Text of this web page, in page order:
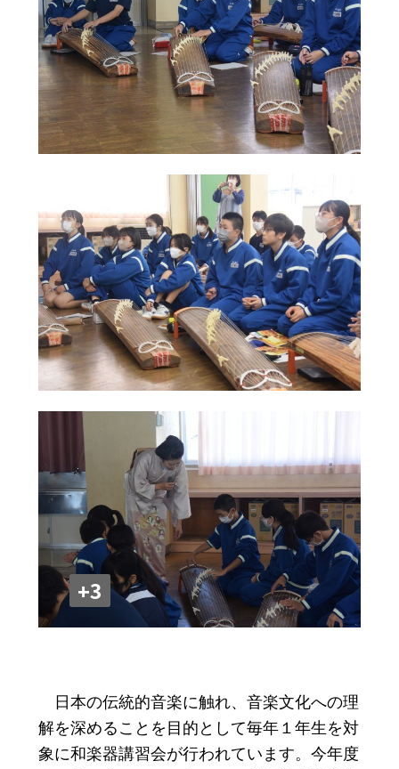
+3
日本の伝統的音楽に触れ、音楽文化への理
解を深めることを目的として毎年１年生を対
象に和楽器講習会が行われています。今年度